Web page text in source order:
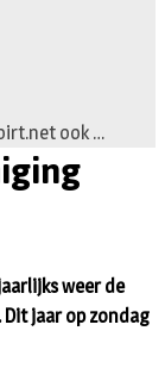
ook …
weer de
Dit jaar op zondag